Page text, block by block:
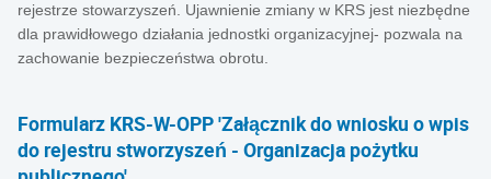
rejestrze stowarzyszeń. Ujawnienie zmiany w KRS jest niezbędne
dla prawidłowego działania jednostki organizacyjnej- pozwala na
zachowanie bezpieczeństwa obrotu.
Formularz KRS-W-OPP 'Załącznik do wniosku o wpis
do rejestru stworzyszeń - Organizacja pożytku